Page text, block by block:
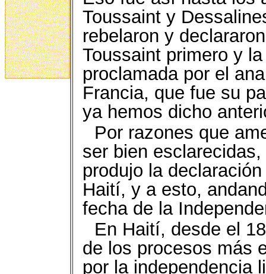
Toussaint y
rebelaron y
Toussaint primero y
proclamada por el
Francia, que fue su
ya hemos dicho
Por razones que
ser bien
produjo la
Haití, y a esto,
fecha de la
En Haití, desde el
de los procesos más
por la independencia